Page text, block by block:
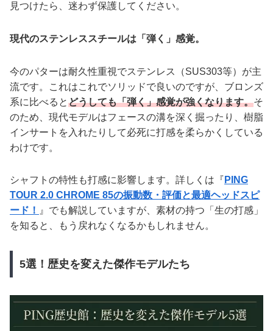
見つけたら、迷わず保護してください。
現代のステンレススチールは「弾く」感覚。
今のパターは耐久性重視でステンレス（SUS303等）が主
流です。これはこれでソリッドで良いのですが、ブロンズ
系に比べるとどうしても「弾く」感覚が強くなります。そ
のため、現代モデルはフェースの溝を深く掘ったり、樹脂
インサートを入れたりして必死に打感を柔らかくしている
わけです。
シャフトの特性も打感に影響します。詳しくは『 PING
TOUR 2.0 CHROME 85の振動数・評価と最適ヘッドスピ
ード！ 』でも解説していますが、素材の持つ「生の打感」
を知ると、もう戻れなくなるかもしれません。
5選！歴史を変えた傑作モデルたち